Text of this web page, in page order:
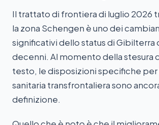
Il trattato di frontiera di luglio 2026
la zona Schengen è uno dei
significativi dello status di Gibilterra
decenni. Al momento della stesura
testo, le disposizioni specifiche per
sanitaria transfrontaliera sono
definizione.